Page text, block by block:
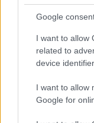
Google
I want to allow
related to
device
I want to allow
Google for
τα γραφικά
δεν είναι
δείτε το
Ιράν που
ακύρωσε ως
Ιρανού
Ορθώς